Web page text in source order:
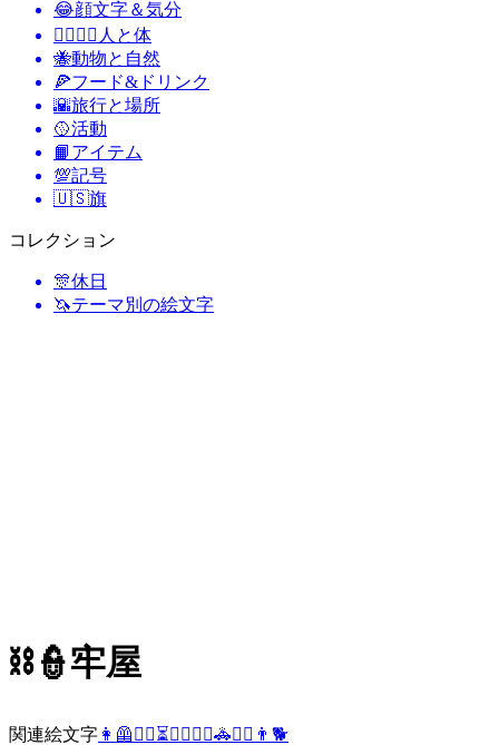
😂顔文字＆気分
👩‍❤️‍💋‍👨 人と体
🐝動物と自然
🍕フード&ドリンク
🌇旅行と場所
🥎活動
📙 アイテム
💯記号
🇺🇸旗
コレクション
🎊休日
🦄テーマ別の絵文字
⛓️👮牢屋
関連絵文字 👩 🦺 🏃‍♀️ ⏳ 👨‍⚖️ 👮‍♀️🚓🧑‍⚖️ 👨 🐕